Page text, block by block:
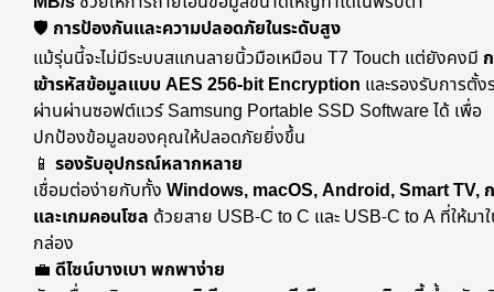
🛡️ การป้องกันและความปลอดภัยในระดับสูง
แม้รุ่นนี้จะไม่มีระบบสแกนลายนิ้วมือเหมือน T7 Touch แต่ยังคงมี
เข้ารหัสข้อมูลแบบ AES 256-bit Encryption และรองรับการตั้ง
ผ่านผ่านซอฟต์แวร์ Samsung Portable SSD Software ได้ เพื่อ
ปกป้องข้อมูลของคุณให้ปลอดภัยยิ่งขึ้น
📱 รองรับอุปกรณ์หลากหลาย
เชื่อมต่อง่ายกับทั้ง Windows, macOS, Android, Smart TV,
และเกมคอนโซล ด้วยสาย USB-C to C และ USB-C to A ที่ให้มา
กล่อง
💼 ดีไซน์บางเบา พกพาง่าย